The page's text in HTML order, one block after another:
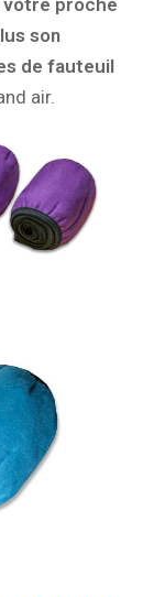
son
de fauteuil
air.